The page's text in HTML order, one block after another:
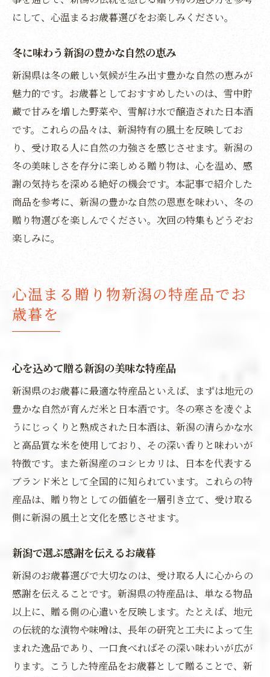
にして、心温まるお歳暮選びをお楽しみください。
冬に味わう新潟の豊かな自然の恵み
新潟県は冬の厳しい気候が生み出す豊かな自然の恵みが
魅力的です。お歳暮としておすすめしたいのは、雪中貯
蔵で甘みを増した野菜や、雪解け水で醸造された日本酒
です。これらの品々は、新潟特有の風土を反映してお
り、受け取る人に自然の力強さを感じさせます。新潟の
冬の美味しさを存分に楽しめる贈り物は、心を温め、感
謝の気持ちを深める絶好の機会です。本記事で紹介した
商品を参考に、新潟の豊かな自然の恩恵を味わい、冬の
贈り物選びを楽しんでください。次回の特集もどうぞお
楽しみに。
心温まる贈り物新潟の特産品でお
歳暮を
心を込めて贈る新潟の美味な特産品
新潟県のお歳暮に最適な特産品といえば、まずは地元の
豊かな自然が育んだ米と日本酒です。冬の寒さを凌ぐよ
うにじっくりと熟成された日本酒は、新潟の清らかな水
と高品質な米を使用しており、その深い香りと味わいが
特徴です。また新潟産のコシヒカリは、日本を代表する
ブランド米として全国的に知られています。これらの特
産品は、贈り物としての価値を一層引き立て、受け取る
側に新潟の風土と文化を感じさせます。
新潟で選ぶ感謝を伝えるお歳暮
新潟のお歳暮選びで大切なのは、受け取る人に心からの
感謝を伝えることです。新潟県の特産品は、単なる物品
以上に、贈る側の心遣いを反映します。たとえば、地元
の伝統的な漬物や味噌は、長年の研究と工夫によって生
まれた逸品であり、一口食べればその深い味わいが広が
ります。こうした特産品をお歳暮として贈ることで、新